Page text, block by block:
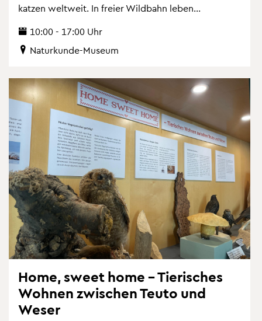
kat­zen welt­weit. In frei­er Wild­bahn leben...
10:00 - 17:00 Uhr
Na­tur­kun­de-Mu­se­um
Home, sweet home – Tie­ri­sches
Woh­nen zwi­schen Teuto und
Weser